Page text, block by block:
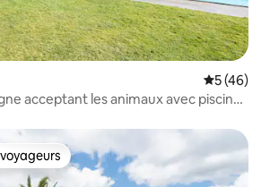
5 (46)
acceptant les animaux avec piscine
les plus appréciés